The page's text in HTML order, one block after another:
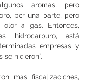
aromas, pero
por una parte, pero
olor a gas. Entonces,
está
empresas y
se hicieron”.
más fiscalizaciones,